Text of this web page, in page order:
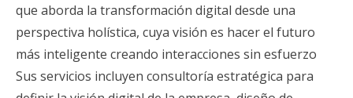
que aborda la transformación digital desde una
perspectiva holística, cuya visión es hacer el futuro
más inteligente creando interacciones sin esfuerzo
Sus servicios incluyen consultoría estratégica para